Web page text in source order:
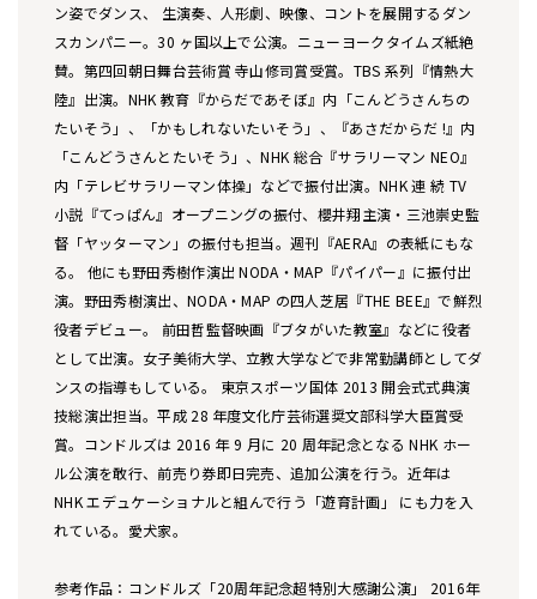
ン姿でダンス、 生演奏、人形劇、映像、コントを展開するダン
スカンパニー。30 ヶ国以上で公演。ニューヨークタイムズ紙絶
賛。第四回朝日舞台芸術賞 寺山修司賞受賞。TBS 系列『情熱大
陸』出演。NHK 教育『からだであそぼ』内「こんどうさんちの
たいそう」、「かもしれないたいそう」、『あさだからだ !』内
「こんどうさんとたいそう」、NHK 総合『サラリーマン NEO』
内「テレビサラリーマン体操」などで振付出演。NHK 連 続 TV
小説『てっぱん』オープニングの振付、櫻井翔主演・三池崇史監
督「ヤッターマン」の振付も担当。週刊『AERA』の表紙にもな
る。 他にも野田秀樹作演出 NODA・MAP『パイパー』に振付出
演。野田秀樹演出、NODA・MAP の四人芝居『THE BEE』で鮮烈
役者デビュー。 前田哲監督映画『ブタがいた教室』などに役者
として出演。女子美術大学、立教大学などで非常勤講師としてダ
ンスの指導もしている。 東京スポーツ国体 2013 開会式式典演
技総演出担当。平成 28 年度文化庁芸術選奨文部科学大臣賞受
賞。コンドルズは 2016 年 9 月に 20 周年記念となる NHK ホー
ル公演を敢行、前売り券即日完売、追加公演を行う。近年は
NHK エデュケーショナルと組んで行う「遊育計画」 にも力を入
れている。愛犬家。
参考作品：コンドルズ「20周年記念超特別大感謝公演」 2016年